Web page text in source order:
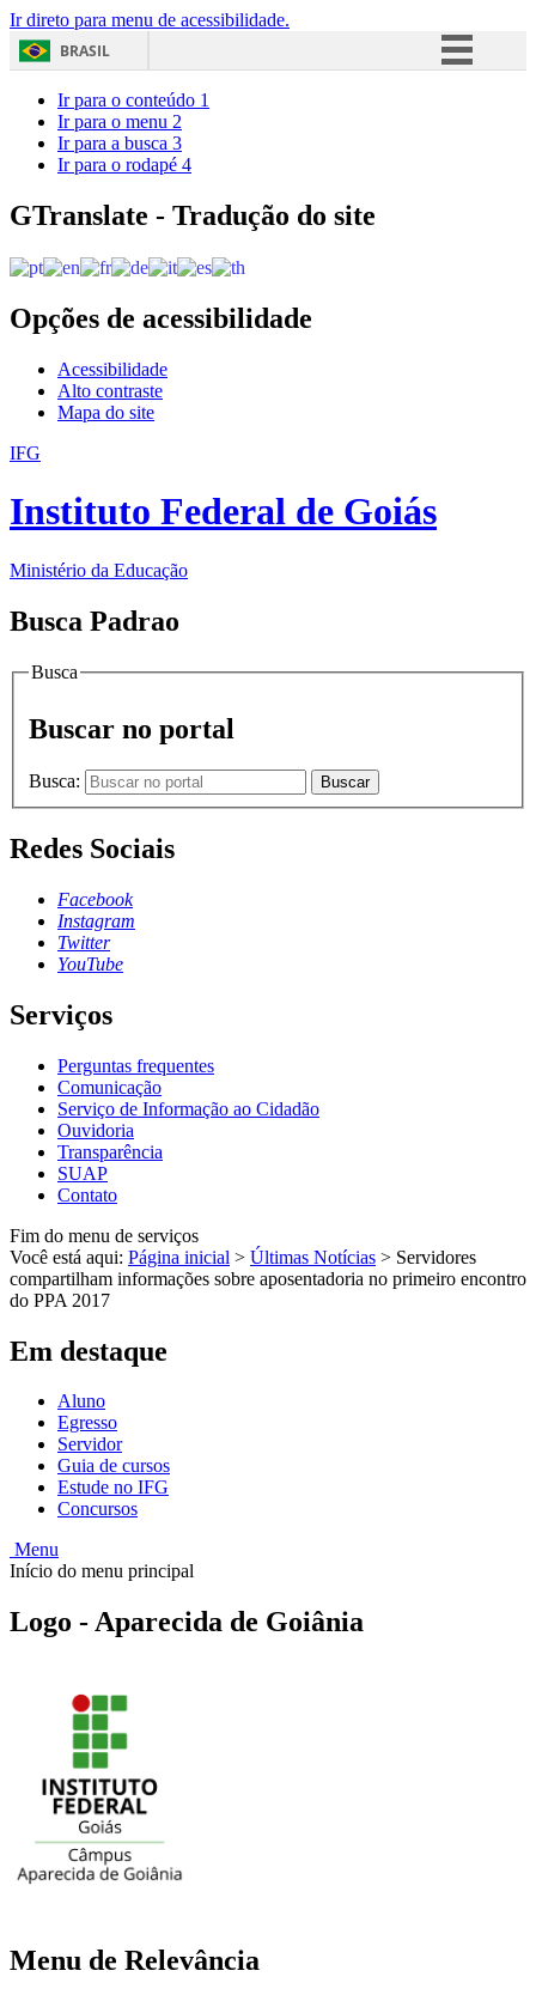
Ir direto para menu de acessibilidade.
BRASIL
Acesso à informação
Ir para o conteúdo 1
Ir para o menu 2
Ir para a busca 3
Ir para o rodapé 4
GTranslate - Tradução do site
Opções de acessibilidade
Acessibilidade
Alto contraste
Mapa do site
IFG
Instituto Federal de Goiás
Ministério da Educação
Busca Padrao
Busca
Buscar no portal
Busca: Buscar
Redes Sociais
Facebook
Instagram
Twitter
YouTube
Serviços
Perguntas frequentes
Comunicação
Serviço de Informação ao Cidadão
Ouvidoria
Transparência
SUAP
Contato
Fim do menu de serviços
Você está aqui: Página inicial > Últimas Notícias > Servidores
compartilham informações sobre aposentadoria no primeiro encontro
do PPA 2017
Em destaque
Aluno
Egresso
Servidor
Guia de cursos
Estude no IFG
Concursos
Menu
Início do menu principal
Logo - Aparecida de Goiânia
Menu de Relevância